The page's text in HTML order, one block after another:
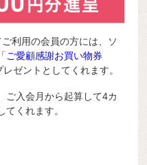
利用の会員の方には、ソ
ご愛顧感謝お買い物券
ゼントとしてくれます。
ご入会月から起算して4カ
くれます。